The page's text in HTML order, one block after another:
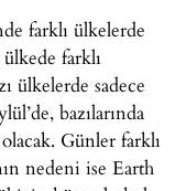
farklı ülkelerde
farklı
ülkelerde sadece
bazılarında
Günler farklı
nedeni ise Earth